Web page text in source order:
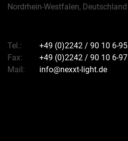
Nordrhein-Westfalen, Deutschland
Tel.:
+49 (0)2242 / 90 10 6-95
Fax:
+49 (0)2242 / 90 10 6-97
Mail:
info@nexxt-light.de